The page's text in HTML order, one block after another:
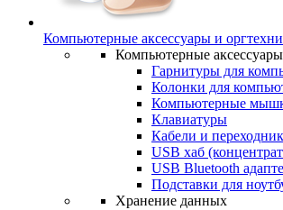
Компьютерные аксессуары и
Компьютерные аксессуары
Гарнитуры для
Колонки для
Компьютерные
Клавиатуры
Кабели и
USB хаб
USB Bluetooth
Подставки для
Хранение данных